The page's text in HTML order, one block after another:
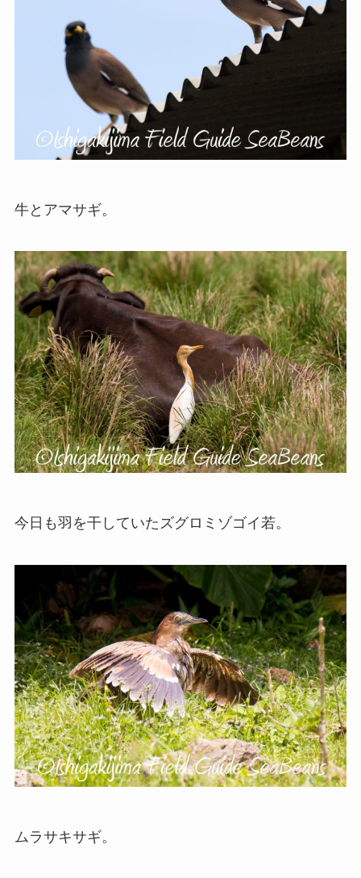
牛とアマサギ。
今日も羽を干していたズグロミゾゴイ若。
ムラサキサギ。